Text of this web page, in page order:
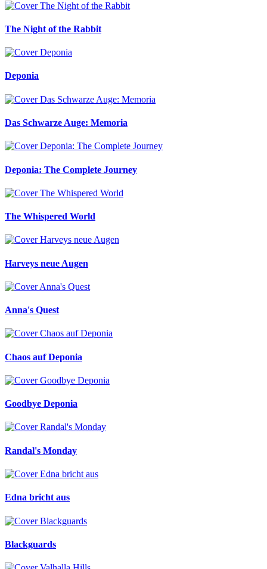
The Night of the Rabbit
Deponia
Das Schwarze Auge: Memoria
Deponia: The Complete Journey
The Whispered World
Harveys neue Augen
Anna's Quest
Chaos auf Deponia
Goodbye Deponia
Randal's Monday
Edna bricht aus
Blackguards